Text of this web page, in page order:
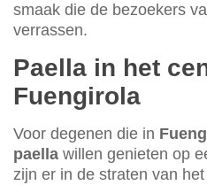
smaak die de bezoekers
verrassen.
Paella in het
Fuengirola
Voor degenen die in
paella willen genieten op
zijn er in de straten van